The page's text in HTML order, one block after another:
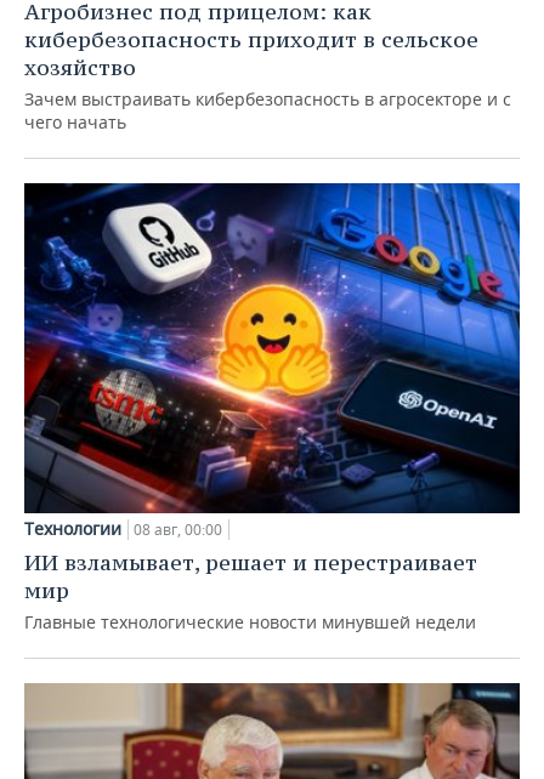
Агробизнес под прицелом: как
кибербезопасность приходит в сельское
хозяйство
Зачем выстраивать кибербезопасность в агросекторе и с
чего начать
Технологии 08 авг, 00:00
ИИ взламывает, решает и перестраивает
мир
Главные технологические новости минувшей недели